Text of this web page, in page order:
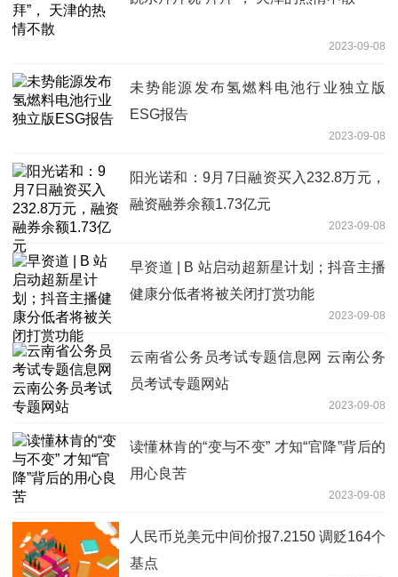
2023-09-08
未势能源发布氢燃料电池行业独立版
ESG报告
2023-09-08
阳光诺和：9月7日融资买入232.8万元，
融资融券余额1.73亿元
2023-09-08
早资道 | B 站启动超新星计划；抖音主播
健康分低者将被关闭打赏功能
2023-09-08
云南省公务员考试专题信息网 云南公务
员考试专题网站
2023-09-08
读懂林肯的“变与不变” 才知“官降”背后的
用心良苦
2023-09-08
人民币兑美元中间价报7.2150 调贬164个
基点